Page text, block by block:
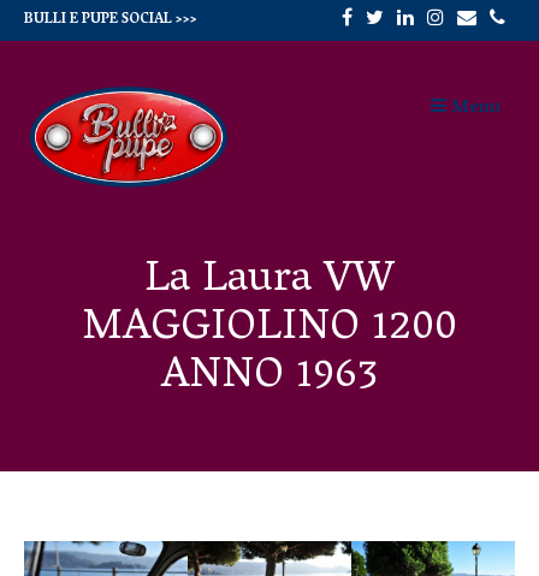
Skip
content
BULLI E PUPE SOCIAL >>>
Menu
La Laura VW
MAGGIOLINO 1200
ANNO 1963